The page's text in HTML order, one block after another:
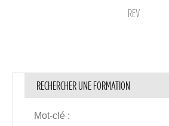
REV
RECHERCHER UNE FORMATION
Mot-clé :